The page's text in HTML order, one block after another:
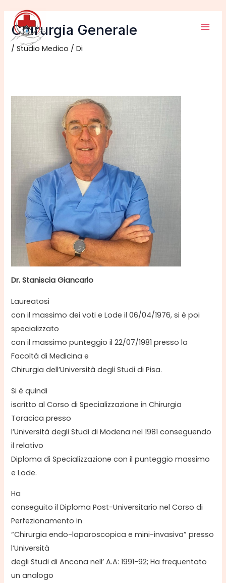
contenuto
Chirurgia Generale
/Studio Medico / Di
Dr. Staniscia Giancarlo
Laureatosi
con il massimo dei voti e Lode il 06/04/1976, si è poi
specializzato
con il massimo punteggio il 22/07/1981 presso la
Facoltà di Medicina e
Chirurgia dell’Università degli Studi di Pisa.
Si è quindi
iscritto al Corso di Specializzazione in Chirurgia
Toracica presso
l’Università degli Studi di Modena nel 1981 conseguendo
il relativo
Diploma di Specializzazione con il punteggio massimo
e Lode.
Ha
conseguito il Diploma Post-Universitario nel Corso di
Perfezionamento in
“Chirurgia endo-laparoscopica e mini-invasiva” presso
l’Università
degli Studi di Ancona nell’ A.A: 1991-92; Ha frequentato
un analogo